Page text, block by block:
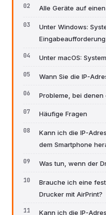
Alle Geräte auf
Unter Windows:
Unter macOS:
Wann Sie die IP-
Probleme, bei
Häufige Fragen
Kann ich die IP-
dem Smartphone
Was tun, wenn der
Brauche ich eine
Drucker mit AirPrint?
Kann ich die IP-